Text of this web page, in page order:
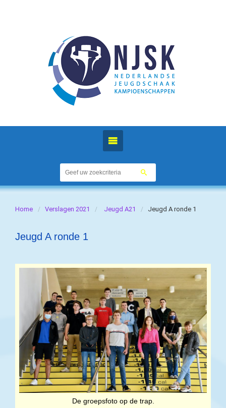
Home Verslagen 2021 Jeugd A21 Jeugd A ronde 1
Jeugd A ronde 1
De groepsfoto op de trap.